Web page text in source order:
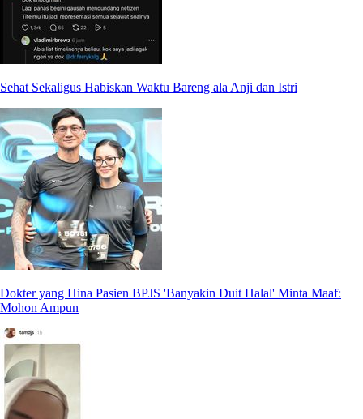
Sehat Sekaligus Habiskan Waktu Bareng ala Anji dan Istri
Dokter yang Hina Pasien BPJS 'Banyakin Duit Halal' Minta Maaf:
Mohon Ampun